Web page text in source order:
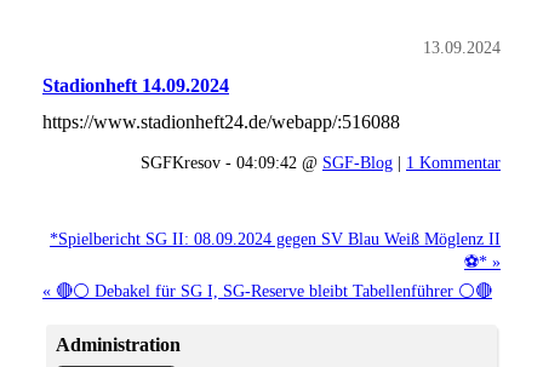
13.09.2024
Stadionheft 14.09.2024
https://www.stadionheft24.de/webapp/:516088
SGFKresov - 04:09:42 @ SGF-Blog | 1 Kommentar
*Spielbericht SG II: 08.09.2024 gegen SV Blau Weiß Möglenz II
⚽* »
« 🔴⚪ Debakel für SG I, SG-Reserve bleibt Tabellenführer ⚪🔴
Administration